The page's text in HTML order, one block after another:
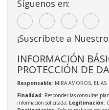
Síguenos en:
¡Suscríbete a
INFORMACIÓN
PROTECCIÓN DE
Responsable: MIRA AMOROS, ELIAS
Finalidad: Responder las consultas
información solicitada; Legitimación: